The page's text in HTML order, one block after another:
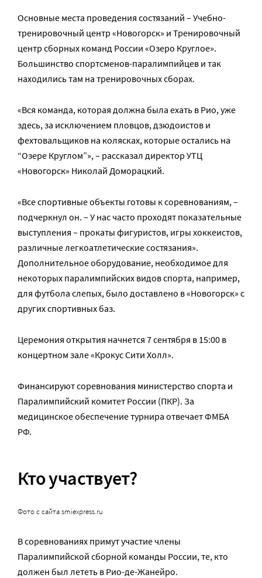
Основные места проведения состязаний – Учебно-
тренировочный центр «Новогорск» и Тренировочный
центр сборных команд России «Озеро Круглое».
Большинство спортсменов-паралимпийцев и так
находились там на тренировочных сборах.
«Вся команда, которая должна была ехать в Рио, уже
здесь, за исключением пловцов, дзюдоистов и
фехтовальщиков на колясках, которые остались на
“Озере Круглом”», – рассказал директор УТЦ
«Новогорск» Николай Доморацкий.
«Все спортивные объекты готовы к соревнованиям, –
подчеркнул он. – У нас часто проходят показательные
выступления – прокаты фигуристов, игры хоккеистов,
различные легкоатлетические состязания».
Дополнительное оборудование, необходимое для
некоторых паралимпийских видов спорта, например,
для футбола слепых, было доставлено в «Новогорск» с
других спортивных баз.
Церемония открытия начнется 7 сентября в 15:00 в
концертном зале «Крокус Сити Холл».
Финансируют соревнования министерство спорта и
Паралимпийский комитет России (ПКР). За
медицинское обеспечение турнира отвечает ФМБА
РФ.
Кто участвует?
Фото с сайта smiexpress.ru
В соревнованиях примут участие члены
Паралимпийской сборной команды России, те, кто
должен был лететь в Рио-де-Жанейро.